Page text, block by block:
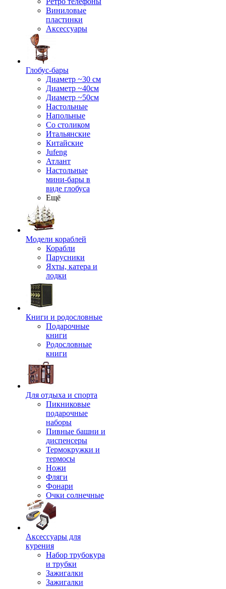
Виниловые
пластинки
Аксессуары
Глобус-бары
Диаметр ~30 см
Диаметр ~40см
Диаметр ~50см
Настольные
Напольные
Со столиком
Итальянские
Китайские
Jufeng
Атлант
Настольные
мини-бары в
виде глобуса
Ещё
Модели кораблей
Корабли
Парусники
Яхты, катера и
лодки
Книги и родословные
Подарочные
книги
Родословные
книги
Для отдыха и спорта
Пикниковые
подарочные
наборы
Пивные башни и
диспенсеры
Термокружки и
термосы
Ножи
Фляги
Фонари
Очки солнечные
Аксессуары для
курения
Набор трубокура
и трубки
Зажигалки
Зажигалки